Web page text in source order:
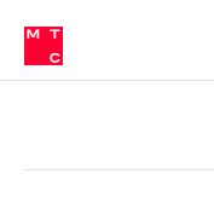
Медиа-центр
и акционерам
Устойчивое развитие
Комплаенс и деловая этика
компании
Карьера
в МТС